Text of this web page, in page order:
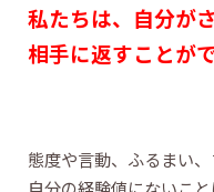
私たちは、自分が
相手に返すことが
態度や言動、ふるまい
自分の経験値にないこと